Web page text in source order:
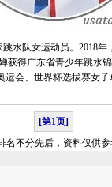
队女运动员。2018年
获得广东省青少年跳水
会、世界杯选拔赛女
[第1页]
名不分先后，资料仅供